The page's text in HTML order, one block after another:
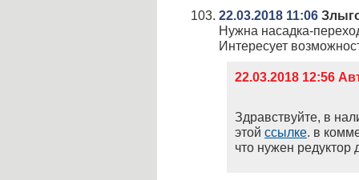
22.03.2018 11:06
Нужна насадка-
Интересует
22.03.2018 12:56
Здравствуйте, в
этой ссылке. в
что нужен редуктор